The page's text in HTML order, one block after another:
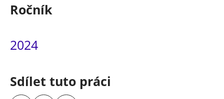
Ročník
2024
Sdílet tuto práci